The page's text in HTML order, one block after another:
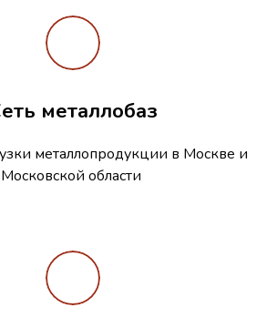
металлобаз
металлопродукции в Москве и
Московской области